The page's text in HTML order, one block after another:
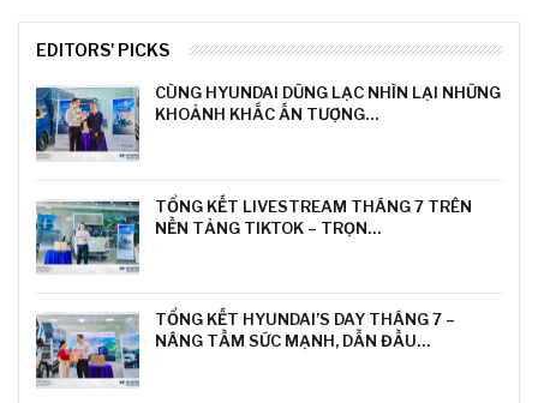
EDITORS' PICKS
CÙNG HYUNDAI DŨNG LẠC NHÌN LẠI NHỮNG
KHOẢNH KHẮC ẤN TƯỢNG…
TỔNG KẾT LIVESTREAM THÁNG 7 TRÊN
NỀN TẢNG TIKTOK – TRỌN…
TỔNG KẾT HYUNDAI’S DAY THÁNG 7 –
NÂNG TẦM SỨC MẠNH, DẪN ĐẦU…